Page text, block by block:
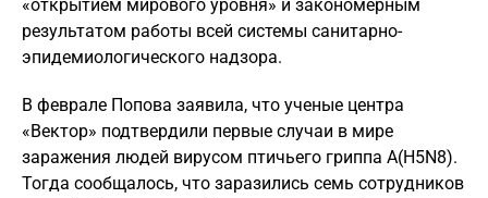
«открытием мирового уровня» и закономерным
результатом работы всей системы санитарно-
эпидемиологического надзора.
В феврале Попова заявила, что ученые центра
«Вектор» подтвердили первые случаи в мире
заражения людей вирусом птичьего гриппа A(H5N8).
Тогда сообщалось, что заразились семь сотрудников